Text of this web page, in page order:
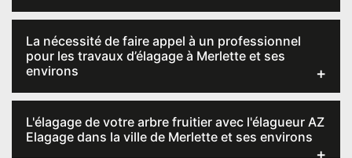
La nécessité de faire appel à un professionnel
pour les travaux d’élagage à Merlette et ses
environs
L'élagage de votre arbre fruitier avec l'élagueur AZ
Elagage dans la ville de Merlette et ses environs